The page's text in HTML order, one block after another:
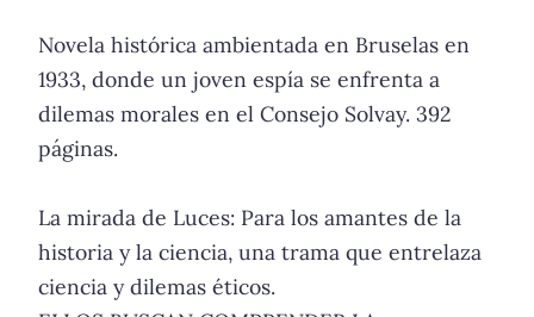
Novela histórica ambientada en Bruselas en
1933, donde un joven espía se enfrenta a
dilemas morales en el Consejo Solvay. 392
páginas.
La mirada de Luces: Para los amantes de la
historia y la ciencia, una trama que entrelaza
ciencia y dilemas éticos.